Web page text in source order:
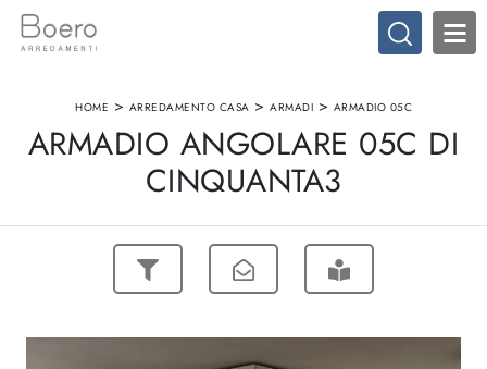
HOME > ARREDAMENTO CASA > ARMADI > ARMADIO 05C
ARMADIO ANGOLARE 05C DI
CINQUANTA3